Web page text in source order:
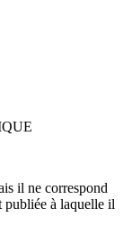
il ne correspond
publiée à laquelle il